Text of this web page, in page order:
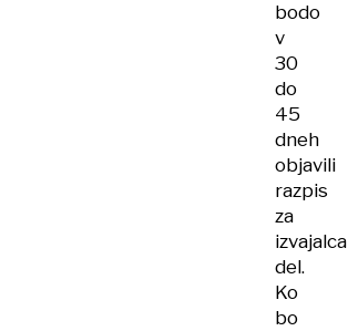
bodo
v
30
do
45
dneh
objavili
razpis
za
izvajalca
del.
Ko
bo